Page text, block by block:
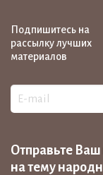
Подпишитесь на
рассылку лучших
материалов
Отправьте Ваш
на тему